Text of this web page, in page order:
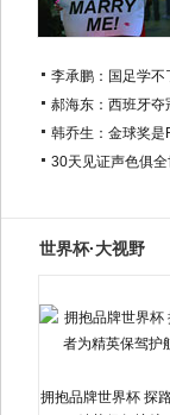
李承鹏：国足学
郝海东：西班牙
韩乔生：金球奖是
30天见证声色俱
世界杯·大视野
拥抱品牌世界杯 探